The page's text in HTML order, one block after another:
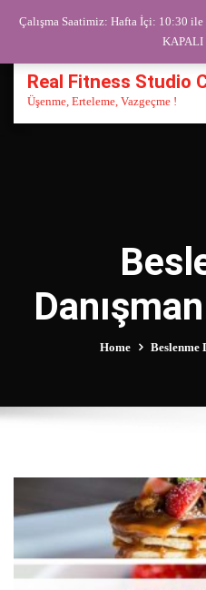
Real Fitness Studio
Üşenme, Erteleme, Vazgeçme !
Home Beslenme
Çalışma Saatimiz: Hafta İçi: 10:30
KAPALI